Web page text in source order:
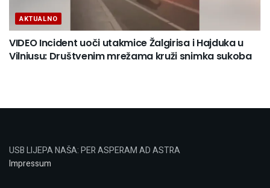
AKTUALNO
VIDEO Incident uoči utakmice Žalgirisa i Hajduka u
Vilniusu: Društvenim mrežama kruži snimka sukoba
USB LIJEPA NAŠA: PER ASPERAM AD ASTRA
Impressum